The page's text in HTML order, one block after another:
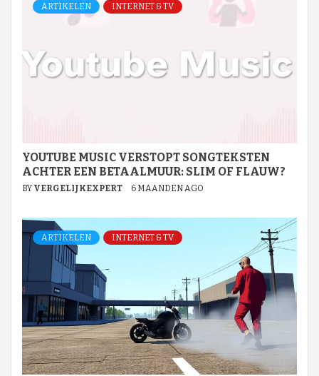
ARTIKELEN INTERNET & TV
YOUTUBE MUSIC VERSTOPT SONGTEKSTEN
ACHTER EEN BETAALMUUR: SLIM OF FLAUW?
BY VERGELIJKEXPERT 6 MAANDEN AGO
ARTIKELEN INTERNET & TV